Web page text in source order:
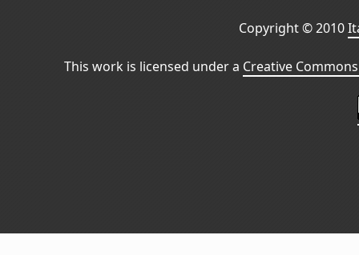
Copyright © 2010
This work is licensed under a Creative